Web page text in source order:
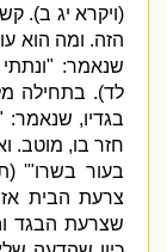
ויקראיג ב ).קשה
הזה.ומה הוא
שנאמר: "ונתתי
לד).בתחילה
בגדיו,שנאמר: "
חזר בו ,מוטב.
בעור בשרו"' (
צרעת הבית אז
שצרעת הבגד